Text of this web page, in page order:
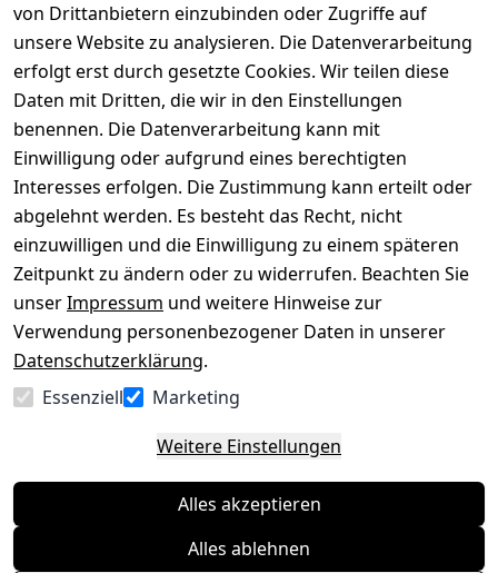
von Drittanbietern einzubinden oder Zugriffe auf
unsere Website zu analysieren. Die Datenverarbeitung
erfolgt erst durch gesetzte Cookies. Wir teilen diese
Daten mit Dritten, die wir in den Einstellungen
benennen. Die Datenverarbeitung kann mit
Einwilligung oder aufgrund eines berechtigten
Interesses erfolgen. Die Zustimmung kann erteilt oder
abgelehnt werden. Es besteht das Recht, nicht
einzuwilligen und die Einwilligung zu einem späteren
Zeitpunkt zu ändern oder zu widerrufen. Beachten Sie
unserImpressum und weitere Hinweise zur
Verwendung personenbezogener Daten in unserer
Datenschutzerklärung.
Essenziell
Marketing
Weitere Einstellungen
Alles akzeptieren
Alles ablehnen
Rechtliches
AGB
Impressum
Datenschutze
rklärung
Barrierefreihe
itserklärung
Widerrufsrec
ht
Über uns
Kontakt
Registrieren
Kataloge zum
Download
Pflege &
Kundendienst
Kiefermöbel
Hilfe
Wir
versenden
mit
Zahle
bequem per
Vertrag
widerrufen